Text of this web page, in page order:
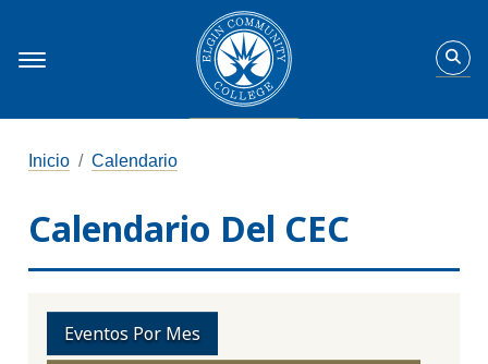
Inicio Calendario
Calendario Del CEC
Eventos Por Mes